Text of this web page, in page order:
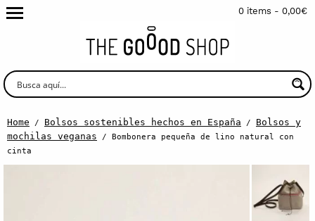
0 items - 0,00€
Home / Bolsos sostenibles hechos en España / Bolsos y
mochilas veganas / Bombonera pequeña de lino natural con
cinta